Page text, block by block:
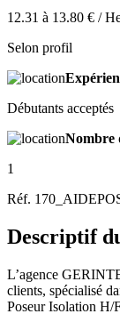
12.31 à 13.80 € /
Selon profil
Débutants acceptés
Nombre
1
Réf.
Descriptif
L’agence
clients, spécialisé
Poseur Isolation H/